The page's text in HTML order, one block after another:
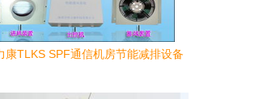
康TLKS SPF通信机房节能减排设备